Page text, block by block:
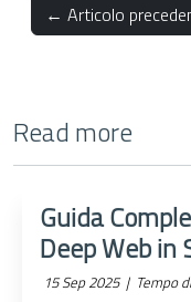
← Articolo
Read more
Guida
Deep Web in
15 Sep 2025 | Tempo